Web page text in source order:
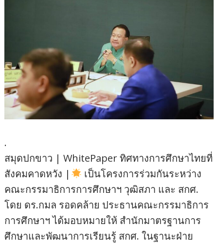
.
สมุดปกขาว | WhitePaper ทิศทางการศึกษาไทยที่
สังคมคาดหวัง |
เป็นโครงการร่วมกันระหว่าง
คณะกรรมาธิการการศึกษาฯ วุฒิสภา และ สกศ.
โดย ดร.กมล รอดคล้าย ประธานคณะกรรมาธิการ
การศึกษาฯ ได้มอบหมายให้ สำนักมาตรฐานการ
ศึกษาและพัฒนาการเรียนรู้ สกศ. ในฐานะฝ่าย